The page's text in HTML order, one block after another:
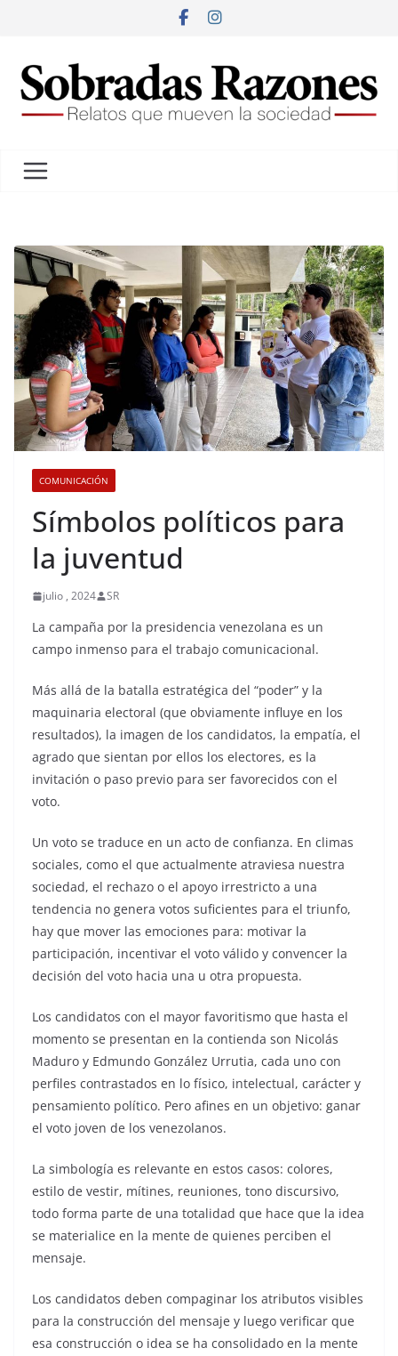
COMUNICACIÓN
Símbolos políticos para
la juventud
julio , 2024 SR
La campaña por la presidencia venezolana es un
campo inmenso para el trabajo comunicacional.
Más allá de la batalla estratégica del “poder” y la
maquinaria electoral (que obviamente influye en los
resultados), la imagen de los candidatos, la empatía, el
agrado que sientan por ellos los electores, es la
invitación o paso previo para ser favorecidos con el
voto.
Un voto se traduce en un acto de confianza. En climas
sociales, como el que actualmente atraviesa nuestra
sociedad, el rechazo o el apoyo irrestricto a una
tendencia no genera votos suficientes para el triunfo,
hay que mover las emociones para: motivar la
participación, incentivar el voto válido y convencer la
decisión del voto hacia una u otra propuesta.
Los candidatos con el mayor favoritismo que hasta el
momento se presentan en la contienda son Nicolás
Maduro y Edmundo González Urrutia, cada uno con
perfiles contrastados en lo físico, intelectual, carácter y
pensamiento político. Pero afines en un objetivo: ganar
el voto joven de los venezolanos.
La simbología es relevante en estos casos: colores,
estilo de vestir, mítines, reuniones, tono discursivo,
todo forma parte de una totalidad que hace que la idea
se materialice en la mente de quienes perciben el
mensaje.
Los candidatos deben compaginar los atributos visibles
para la construcción del mensaje y luego verificar que
esa construcción o idea se ha consolidado en la mente